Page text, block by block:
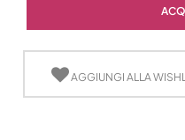
AGGIUNGI ALLA